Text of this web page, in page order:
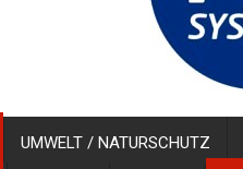
UMWELT / NATURSCHUTZ